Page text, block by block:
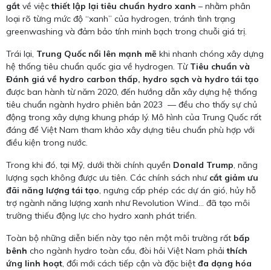
gắt về việcthiết lập lại tiêu chuẩn hydro xanh – nhằm phân
loại rõ từng mức độ “xanh” của hydrogen, tránh tình trạng
greenwashing và đảm bảo tính minh bạch trong chuỗi giá trị.
Trái lại, Trung Quốc nổi lên mạnh mẽ khi nhanh chóng xây dựng
hệ thống tiêu chuẩn quốc gia về hydrogen. Từ Tiêu chuẩn và
Đánh giá về hydro carbon thấp, hydro sạch và hydro tái tạo
được ban hành từ năm 2020, đến hướng dẫn xây dựng hệ thống
tiêu chuẩn ngành hydro phiên bản 2023 — đều cho thấy sự chủ
động trong xây dựng khung pháp lý. Mô hình của Trung Quốc rất
đáng để Việt Nam tham khảo xây dựng tiêu chuẩn phù hợp với
điều kiện trong nước.
Trong khi đó, tại Mỹ, dưới thời chính quyền Donald Trump, năng
lượng sạch không được ưu tiên. Các chính sách như cắt giảm ưu
đãi năng lượng tái tạo, ngưng cấp phép các dự án gió, hủy hỗ
trợ ngành năng lượng xanh như Revolution Wind… đã tạo môi
trường thiếu động lực cho hydro xanh phát triển.
Toàn bộ những diễn biến này tạo nên một môi trường rất bấp
bênh cho ngành hydro toàn cầu, đòi hỏi Việt Nam phảithích
ứng linh hoạt, đổi mới cách tiếp cận và đặc biệt đa dạng hóa